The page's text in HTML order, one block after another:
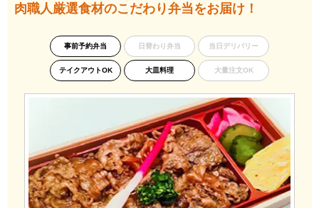
肉職人厳選食材のこだわり弁当をお届け！
事前予約弁当 日替わり弁当 当日デリバリー
テイクアウトOK 大皿料理 大量注文OK